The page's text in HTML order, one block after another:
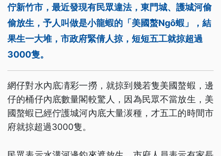
佇新竹市，最近發現有民眾違法，東門城、護城河偷
偷放生，予人叫做是小龍蝦的「美國螯Ngô蝦」，結
果生一大堆，市政府緊倩人掠，短短五工就掠超過
3000隻。
網仔對水內底凊彩一撈，就掠到幾若隻美國螯蝦，邊
仔的桶仔內底數量閣較驚人，因為民眾不當放生，美
國螯蝦已經佇護城河內底大量湠種，才五工的時間市
府就掠超過3000隻。